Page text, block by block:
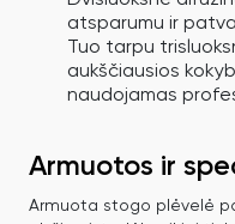
atsparumu ir
Tuo tarpu
aukščiausios
naudojamas
Armuotos ir
Armuota stogo plėvelė